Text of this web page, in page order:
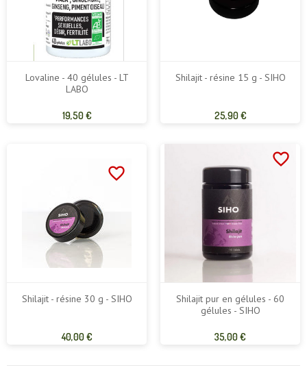
Lovaline - 40 gélules - LT
LABO
Prix
19,50 €
Shilajit - résine 15 g - SIHO
Prix
25,90 €
favorite_border
Shilajit - résine 30 g - SIHO
Prix
40,00 €
favorite_border
Shilajit pur en gélules - 60
gélules - SIHO
Prix
35,00 €